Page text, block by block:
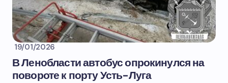
19/01/2026
В Ленобласти автобус опрокинулся на
повороте к порту Усть-Луга